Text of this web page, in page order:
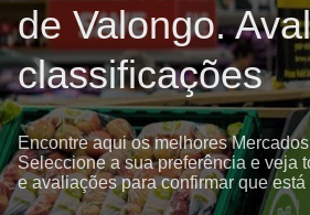
de Valongo.
classificações
Encontre aqui os melhores
Seleccione a sua preferência e veja
e avaliações para confirmar que